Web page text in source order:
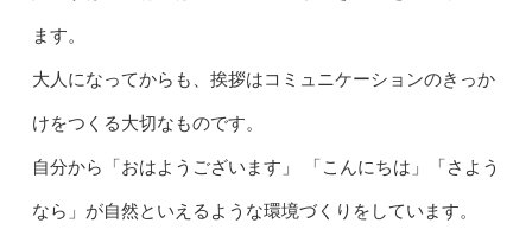
ます。
大人になってからも、挨拶はコミュニケーションのきっか
けをつくる大切なものです。
自分から「おはようございます」 「こんにちは」「さよう
なら」が自然といえるような環境づくりをしています。